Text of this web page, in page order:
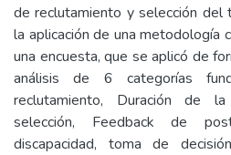
de reclutamiento y selección del
la aplicación de una metodología
una encuesta, que se aplicó de
análisis de 6 categorías
reclutamiento, Duración de
selección, Feedback de
discapacidad, toma de